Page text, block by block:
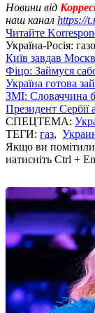
Новини від
наш канал https://
Читайте
Україна-Росія:
Київ завдав
Фіцо: Займуся
Україна готова
ЗМІ: Словаччина
Президент Сербії
СПЕЦТЕМА:
ТЕГИ: газ,
Якщо ви помітили
натисніть Ctrl +